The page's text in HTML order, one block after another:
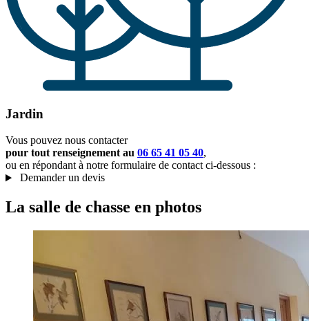
Jardin
Vous pouvez nous contacter
pour tout renseignement au 06 65 41 05 40,
ou en répondant à notre formulaire de contact ci-dessous :
Demander un devis
La salle de chasse en photos